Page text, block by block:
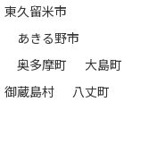
東久留米市
あきる野市
奥多摩町
大島町
御蔵島村
八丈町